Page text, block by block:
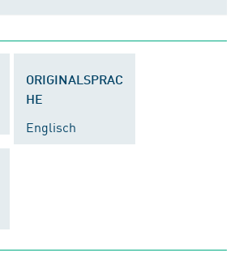
ORIGINALSPRAC
HE
Englisch